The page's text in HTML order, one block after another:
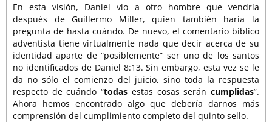
En esta visión, Daniel vio a otro hombre que vendría
después de Guillermo Miller, quien también haría la
pregunta de hasta cuándo. De nuevo, el comentario bíblico
adventista tiene virtualmente nada que decir acerca de su
identidad aparte de “posiblemente” ser uno de los santos
no identificados de Daniel 8:13. Sin embargo, esta vez se le
da no sólo el comienzo del juicio, sino toda la respuesta
respecto de cuándo “todas estas cosas seráncumplidas”.
Ahora hemos encontrado algo que debería darnos más
comprensión del cumplimiento completo del quinto sello.